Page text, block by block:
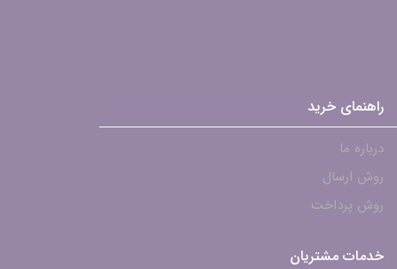
راهنمای خرید
درباره ما
روش ارسال
روش پرداخت
خدمات مشتریان